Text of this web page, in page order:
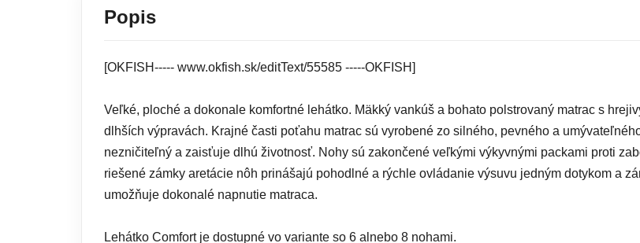
Popis
[OKFISH----- www.okfish.sk/editText/55585 -----OKFISH]
Veľké, ploché a dokonale komfortné lehátko. Mäkký vankúš a bohato polstrovaný matrac s
dlhších výpravách. Krajné časti poťahu matrac sú vyrobené zo silného, pevného a
nezničiteľný a zaisťuje dlhú životnosť. Nohy sú zakončené veľkými výkyvnými packami proti
riešené zámky aretácie nôh prinášajú pohodlné a rýchle ovládanie výsuvu jedným dotykom a
umožňuje dokonalé napnutie matraca.
Lehátko Comfort je dostupné vo variante so 6 alnebo 8 nohami.